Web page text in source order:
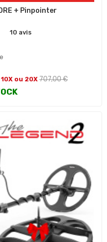
+ Pinpointer
10 avis
10X ou 20X Prix
707,00 €